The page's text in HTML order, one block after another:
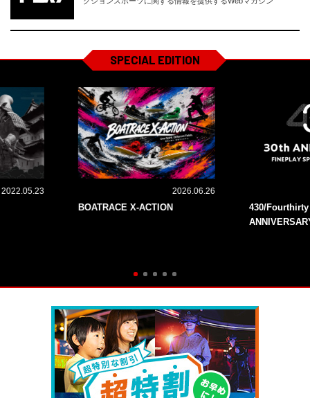
SPECIAL EDITION
2022.05.23 2026.06.26
BOATRACE X-ACTION
430/